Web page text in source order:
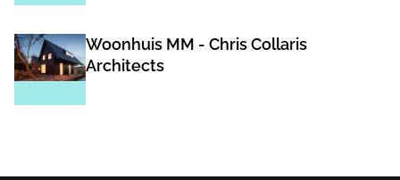
Woonhuis MM - Chris Collaris
Architects